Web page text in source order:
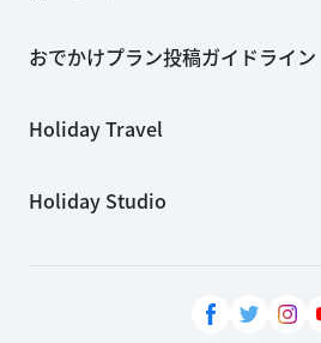
おでかけプラン投稿ガイドライン
Holiday Travel
Holiday Studio